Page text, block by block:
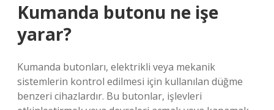
Kumanda butonu ne işe
yarar?
Kumanda butonları, elektrikli veya mekanik
sistemlerin kontrol edilmesi için kullanılan düğme
benzeri cihazlardır. Bu butonlar, işlevleri